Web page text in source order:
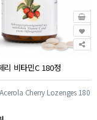
리 비타민C 180정
Cherry Lozenges 180